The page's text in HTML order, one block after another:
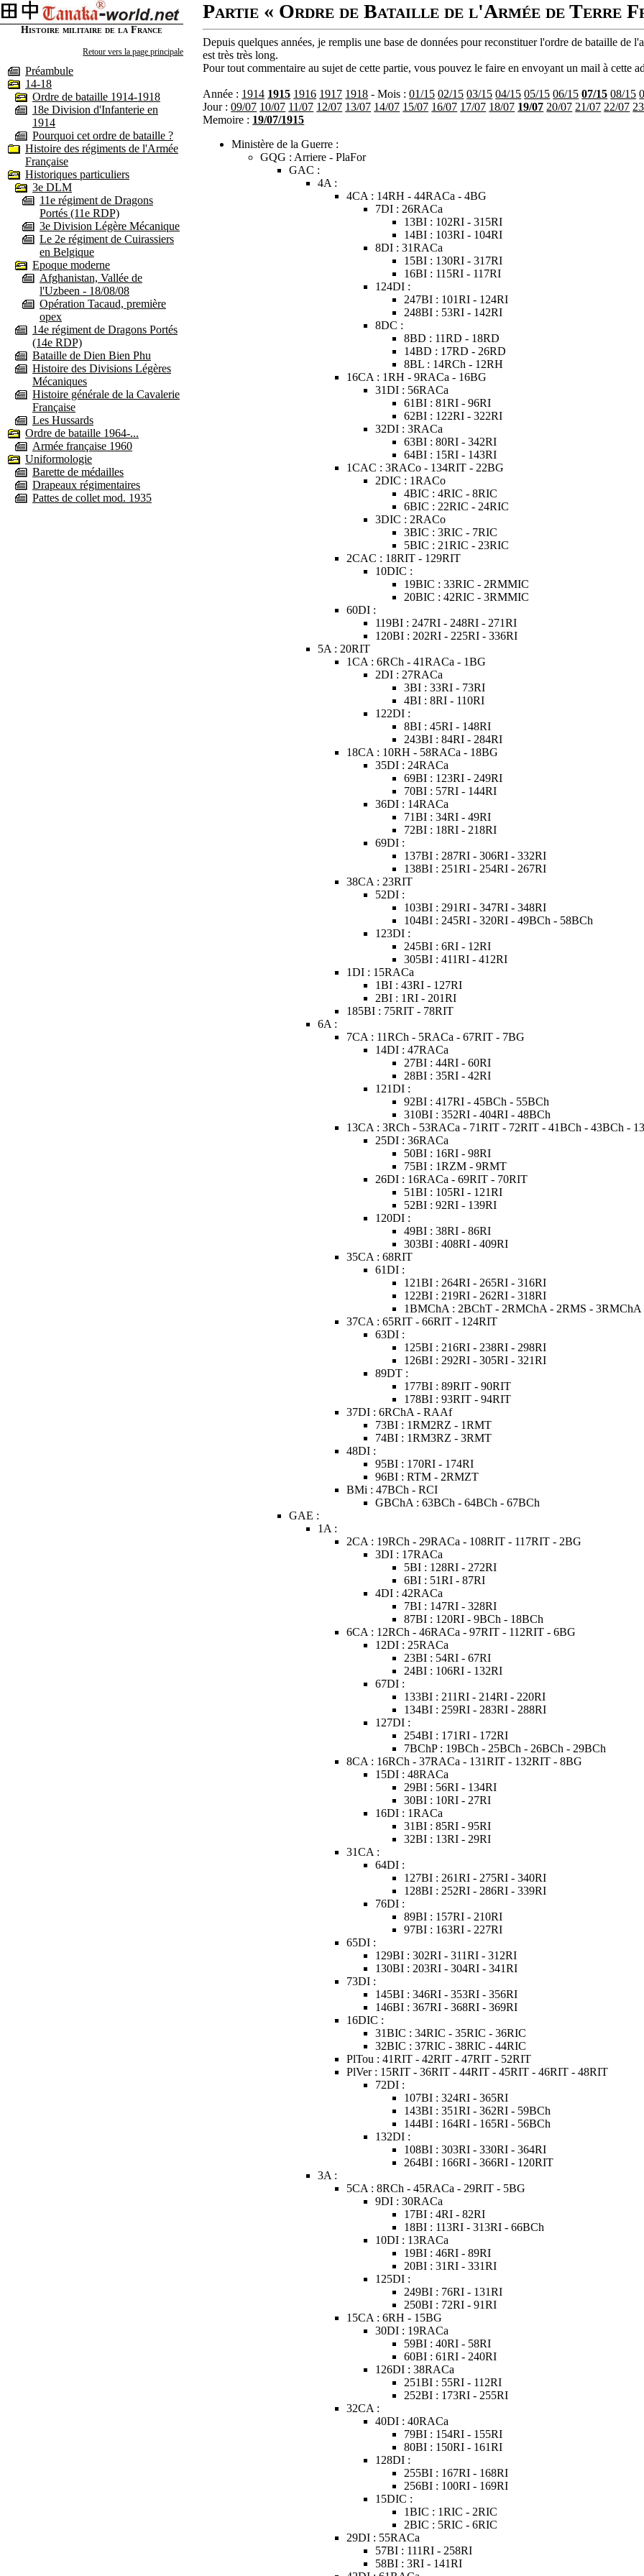
Histoire militaire de la France
Retour vers la page principale
Préambule
14-18
Ordre de bataille 1914-1918
18e Division d'Infanterie en
1914
Pourquoi cet ordre de bataille ?
Histoire des régiments de l'Armée
Française
Historiques particuliers
3e DLM
11e régiment de Dragons
Portés (11e RDP)
3e Division Légère Mécanique
Le 2e régiment de Cuirassiers
en Belgique
Epoque moderne
Afghanistan, Vallée de
l'Uzbeen - 18/08/08
Opération Tacaud, première
opex
14e régiment de Dragons Portés
(14e RDP)
Bataille de Dien Bien Phu
Histoire des Divisions Légères
Mécaniques
Histoire générale de la Cavalerie
Française
Les Hussards
Ordre de bataille 1964-...
Armée française 1960
Uniformologie
Barette de médailles
Drapeaux régimentaires
Pattes de collet mod. 1935
Partie « Ordre de Bataille de l'Armée de Terre
Depuis quelques années, je remplis une base de données pour reconstituer l'ordre de bataille de
est très très long.
Pour tout commentaire au sujet de cette partie, vous pouvez le faire en envoyant un mail à cette
Année : 1914 1915 1916 1917 1918 - Mois :01/15 02/15 03/15 04/15 05/15 06/15 07/15 08/15
Jour :09/07 10/07 11/07 12/07 13/07 14/07 15/07 16/07 17/07 18/07 19/07 20/07 21/07 22/07
Memoire : 19/07/1915
Ministère de la Guerre :
GQG : Arriere - PlaFor
GAC :
4A :
4CA : 14RH - 44RACa - 4BG
7DI : 26RACa
13BI : 102RI - 315RI
14BI : 103RI - 104RI
8DI : 31RACa
15BI : 130RI - 317RI
16BI : 115RI - 117RI
124DI :
247BI : 101RI - 124RI
248BI : 53RI - 142RI
8DC :
8BD : 11RD - 18RD
14BD : 17RD - 26RD
8BL : 14RCh - 12RH
16CA : 1RH - 9RACa - 16BG
31DI : 56RACa
61BI : 81RI - 96RI
62BI : 122RI - 322RI
32DI : 3RACa
63BI : 80RI - 342RI
64BI : 15RI - 143RI
1CAC : 3RACo - 134RIT - 22BG
2DIC : 1RACo
4BIC : 4RIC - 8RIC
6BIC : 22RIC - 24RIC
3DIC : 2RACo
3BIC : 3RIC - 7RIC
5BIC : 21RIC - 23RIC
2CAC : 18RIT - 129RIT
10DIC :
19BIC : 33RIC - 2RMMIC
20BIC : 42RIC - 3RMMIC
60DI :
119BI : 247RI - 248RI - 271RI
120BI : 202RI - 225RI - 336RI
5A : 20RIT
1CA : 6RCh - 41RACa - 1BG
2DI : 27RACa
3BI : 33RI - 73RI
4BI : 8RI - 110RI
122DI :
8BI : 45RI - 148RI
243BI : 84RI - 284RI
18CA : 10RH - 58RACa - 18BG
35DI : 24RACa
69BI : 123RI - 249RI
70BI : 57RI - 144RI
36DI : 14RACa
71BI : 34RI - 49RI
72BI : 18RI - 218RI
69DI :
137BI : 287RI - 306RI - 332RI
138BI : 251RI - 254RI - 267RI
38CA : 23RIT
52DI :
103BI : 291RI - 347RI - 348RI
104BI : 245RI - 320RI - 49BCh - 58BCh
123DI :
245BI : 6RI - 12RI
305BI : 411RI - 412RI
1DI : 15RACa
1BI : 43RI - 127RI
2BI : 1RI - 201RI
185BI : 75RIT - 78RIT
6A :
7CA : 11RCh - 5RACa - 67RIT - 7BG
14DI : 47RACa
27BI : 44RI - 60RI
28BI : 35RI - 42RI
121DI :
92BI : 417RI - 45BCh - 55BCh
310BI : 352RI - 404RI - 48BCh
13CA : 3RCh - 53RACa - 71RIT - 72RIT - 41BCh - 43BCh -
25DI : 36RACa
50BI : 16RI - 98RI
75BI : 1RZM - 9RMT
26DI : 16RACa - 69RIT - 70RIT
51BI : 105RI - 121RI
52BI : 92RI - 139RI
120DI :
49BI : 38RI - 86RI
303BI : 408RI - 409RI
35CA : 68RIT
61DI :
121BI : 264RI - 265RI - 316RI
122BI : 219RI - 262RI - 318RI
1BMChA : 2BChT - 2RMChA - 2RMS - 3RMChA
37CA : 65RIT - 66RIT - 124RIT
63DI :
125BI : 216RI - 238RI - 298RI
126BI : 292RI - 305RI - 321RI
89DT :
177BI : 89RIT - 90RIT
178BI : 93RIT - 94RIT
37DI : 6RChA - RAAf
73BI : 1RM2RZ - 1RMT
74BI : 1RM3RZ - 3RMT
48DI :
95BI : 170RI - 174RI
96BI : RTM - 2RMZT
BMi : 47BCh - RCI
GBChA : 63BCh - 64BCh - 67BCh
GAE :
1A :
2CA : 19RCh - 29RACa - 108RIT - 117RIT - 2BG
3DI : 17RACa
5BI : 128RI - 272RI
6BI : 51RI - 87RI
4DI : 42RACa
7BI : 147RI - 328RI
87BI : 120RI - 9BCh - 18BCh
6CA : 12RCh - 46RACa - 97RIT - 112RIT - 6BG
12DI : 25RACa
23BI : 54RI - 67RI
24BI : 106RI - 132RI
67DI :
133BI : 211RI - 214RI - 220RI
134BI : 259RI - 283RI - 288RI
127DI :
254BI : 171RI - 172RI
7BChP : 19BCh - 25BCh - 26BCh - 29BCh
8CA : 16RCh - 37RACa - 131RIT - 132RIT - 8BG
15DI : 48RACa
29BI : 56RI - 134RI
30BI : 10RI - 27RI
16DI : 1RACa
31BI : 85RI - 95RI
32BI : 13RI - 29RI
31CA :
64DI :
127BI : 261RI - 275RI - 340RI
128BI : 252RI - 286RI - 339RI
76DI :
89BI : 157RI - 210RI
97BI : 163RI - 227RI
65DI :
129BI : 302RI - 311RI - 312RI
130BI : 203RI - 304RI - 341RI
73DI :
145BI : 346RI - 353RI - 356RI
146BI : 367RI - 368RI - 369RI
16DIC :
31BIC : 34RIC - 35RIC - 36RIC
32BIC : 37RIC - 38RIC - 44RIC
PlTou : 41RIT - 42RIT - 47RIT - 52RIT
PlVer : 15RIT - 36RIT - 44RIT - 45RIT - 46RIT - 48RIT
72DI :
107BI : 324RI - 365RI
143BI : 351RI - 362RI - 59BCh
144BI : 164RI - 165RI - 56BCh
132DI :
108BI : 303RI - 330RI - 364RI
264BI : 166RI - 366RI - 120RIT
3A :
5CA : 8RCh - 45RACa - 29RIT - 5BG
9DI : 30RACa
17BI : 4RI - 82RI
18BI : 113RI - 313RI - 66BCh
10DI : 13RACa
19BI : 46RI - 89RI
20BI : 31RI - 331RI
125DI :
249BI : 76RI - 131RI
250BI : 72RI - 91RI
15CA : 6RH - 15BG
30DI : 19RACa
59BI : 40RI - 58RI
60BI : 61RI - 240RI
126DI : 38RACa
251BI : 55RI - 112RI
252BI : 173RI - 255RI
32CA :
40DI : 40RACa
79BI : 154RI - 155RI
80BI : 150RI - 161RI
128DI :
255BI : 167RI - 168RI
256BI : 100RI - 169RI
15DIC :
1BIC : 1RIC - 2RIC
2BIC : 5RIC - 6RIC
29DI : 55RACa
57BI : 111RI - 258RI
58BI : 3RI - 141RI